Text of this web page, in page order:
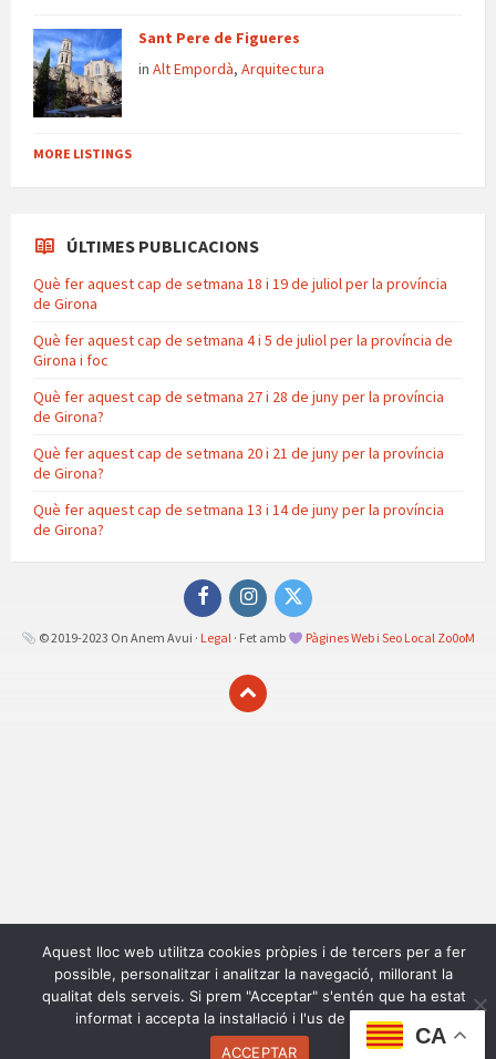
Sant Pere de Figueres
in Alt Empordà, Arquitectura
MORE LISTINGS
ÚLTIMES PUBLICACIONS
Què fer aquest cap de setmana 18 i 19 de juliol per la província
de Girona
Què fer aquest cap de setmana 4 i 5 de juliol per la província de
Girona i foc
Què fer aquest cap de setmana 27 i 28 de juny per la província
de Girona?
Què fer aquest cap de setmana 20 i 21 de juny per la província
de Girona?
Què fer aquest cap de setmana 13 i 14 de juny per la província
de Girona?
FacebookInstagramTwitter
© 2019-2023 On Anem Avui · Legal · Fet amb Pàgines Web i Seo Local Zo0oM
CA
Aquest lloc web utilitza cookies pròpies i de tercers per a fer
possible, personalitzar i analitzar la navegació, millorant la
qualitat dels serveis. Si prem "Acceptar" s'entén que ha estat
informat i accepta la instal·lació i l'us de les cookies.
ACCEPTAR